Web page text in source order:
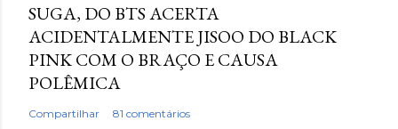
SUGA, DO BTS ACERTA
ACIDENTALMENTE JISOO DO BLACK
PINK COM O BRAÇO E CAUSA
POLÊMICA
Compartilhar 81 comentários